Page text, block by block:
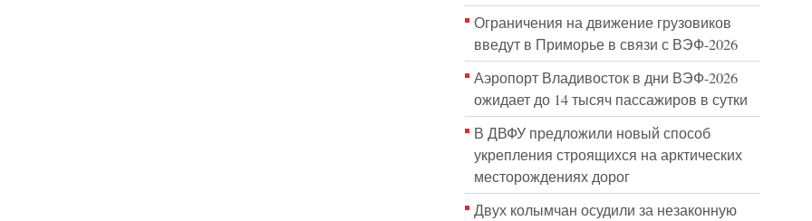
Ограничения на движение грузовиков
введут в Приморье в связи с ВЭФ-2026
Аэропорт Владивосток в дни ВЭФ-2026
ожидает до 14 тысяч пассажиров в сутки
В ДВФУ предложили новый способ
укрепления строящихся на арктических
месторождениях дорог
Двух колымчан осудили за незаконную